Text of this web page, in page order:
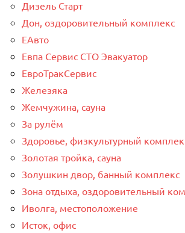
Дизель Старт
Дон, оздоровительный комплекс
ЕАвто
Евпа Сервис СТО Эвакуатор
ЕвроТракСервис
Железяка
Жемчужина, сауна
За рулём
Здоровье, физкультурный
Золотая тройка, сауна
Золушкин двор, банный комплекс
Зона отдыха, оздоровительный
Иволга, местоположение
Исток, офис